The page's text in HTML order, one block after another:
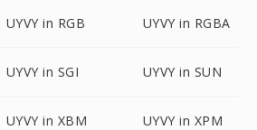
UYVY in RGB UYVY in RGBA
UYVY in SGI UYVY in SUN
UYVY in XBM UYVY in XPM